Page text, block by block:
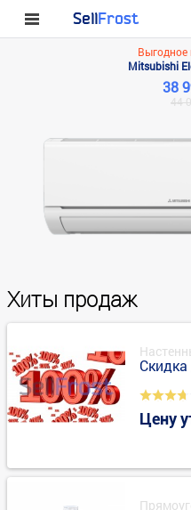
SellFrost
Выгодное
Mitsubishi
38
44
Хиты продаж
Скидка
Цену